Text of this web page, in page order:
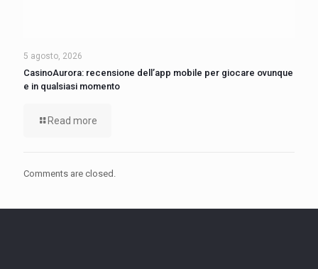
5 agosto, 2026
CasinoAurora: recensione dell’app mobile per giocare ovunque
e in qualsiasi momento
Read more
Comments are closed.